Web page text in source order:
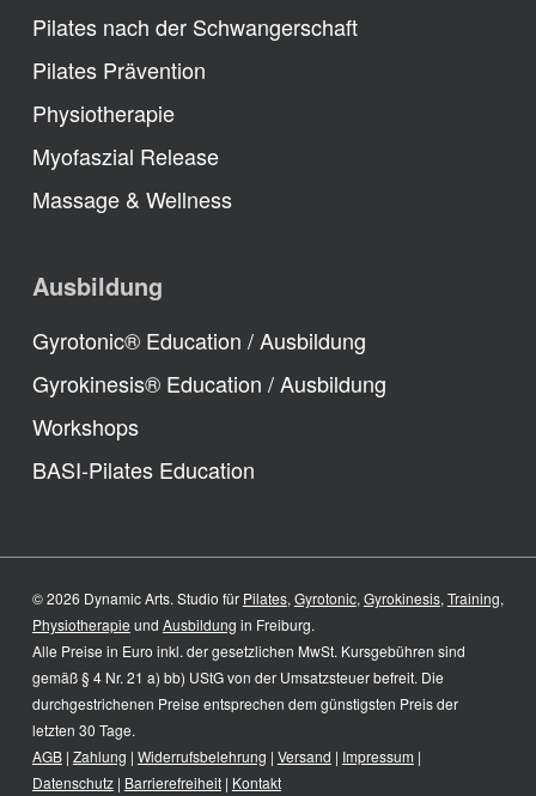
Pilates nach der Schwangerschaft
Pilates Prävention
Physiotherapie
Myofaszial Release
Massage & Wellness
Ausbildung
Gyrotonic® Education / Ausbildung
Gyrokinesis® Education / Ausbildung
Workshops
BASI-Pilates Education
© 2026 Dynamic Arts. Studio für Pilates, Gyrotonic, Gyrokinesis, Training,
Physiotherapie und Ausbildung in Freiburg.
Alle Preise in Euro inkl. der gesetzlichen MwSt. Kursgebühren sind
gemäß § 4 Nr. 21 a) bb) UStG von der Umsatzsteuer befreit. Die
durchgestrichenen Preise entsprechen dem günstigsten Preis der
letzten 30 Tage.
AGB| Zahlung | Widerrufsbelehrung | Versand | Impressum |
Datenschutz| Barrierefreiheit| Kontakt